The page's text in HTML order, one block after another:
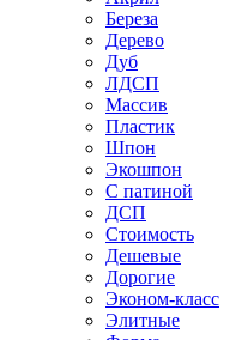
Береза
Дерево
Дуб
ЛДСП
Массив
Пластик
Шпон
Экошпон
С патиной
ДСП
Стоимость
Дешевые
Дорогие
Эконом-класс
Элитные